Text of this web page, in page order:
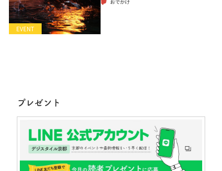
EVENT
おでかけ
プレゼント